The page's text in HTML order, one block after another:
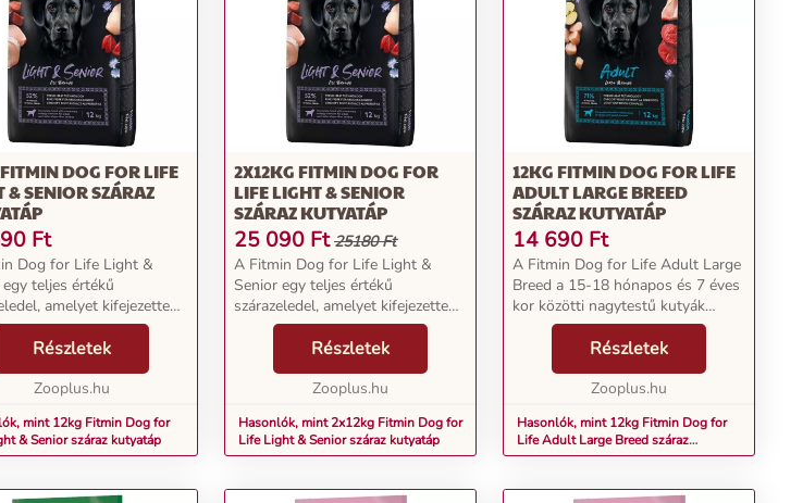
DOG FOR LIFE
& SENIOR SZÁRAZ
Ft
Dog for Life Light &
teljes értékű
amelyet kifejezetten
és túlsúlyos kutyák
igényeihez igazítottak.
a kutyák idősödnek,
gyakran me...
Részletek
Zooplus.hu
mint 12kg Fitmin Dog for
& Senior száraz kutyatáp
2X12KG FITMIN DOG FOR
LIFE LIGHT & SENIOR
SZÁRAZ KUTYATÁP
25 090 Ft 25180 Ft
A Fitmin Dog for Life Light &
Senior egy teljes értékű
szárazeledel, amelyet kifejezetten
az idősebb és túlsúlyos kutyák
speciális igényeihez igazítottak.
Ahogy a kutyák idősödnek,
étvágyuk gyakran me...
Részletek
Zooplus.hu
Hasonlók, mint 2x12kg Fitmin Dog for
Life Light & Senior száraz kutyatáp
12KG FITMIN DOG FOR LIFE
ADULT LARGE BREED
SZÁRAZ KUTYATÁP
14 690 Ft
A Fitmin Dog for Life Adult Large
Breed a 15-18 hónapos és 7 éves
kor közötti nagytestű kutyák
igényeire szabott szárazeledel. A
nagytestű fajtájú kutyák gyakran
hajlamosak ízületi betegségekre
Részletek
Zooplus.hu
Hasonlók, mint 12kg Fitmin Dog for
Life Adult Large Breed száraz
kutyatáp